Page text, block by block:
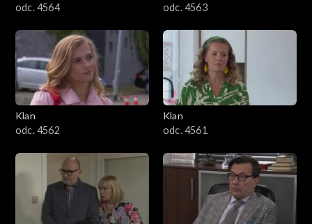
odc. 4564
odc. 4563
Klan
odc. 4562
Klan
odc. 4561